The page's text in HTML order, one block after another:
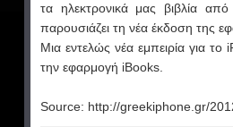
τα ηλεκτρονικά μας βιβλία
παρουσιάζει τη νέα έκδοση της
Μια εντελώς νέα εμπειρία για
την εφαρμογή iBooks.
Source: http://greekiphone.gr/